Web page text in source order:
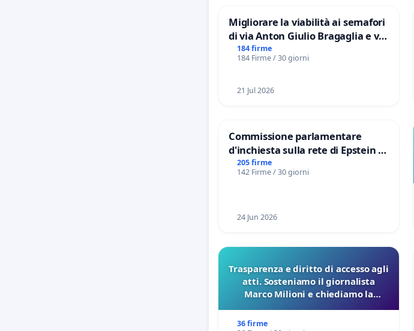
Migliorare la viabilità ai semafori
di via Anton Giulio Bragaglia e via
Tieri XV MUNICIPIO DI ROMA
184 firme
184 Firme / 30 giorni
21 Jul 2026
Commissione parlamentare
d'inchiesta sulla rete di Epstein e
del Mossad: verità sugli Epstein
Files
205 firme
142 Firme / 30 giorni
24 Jun 2026
Trasparenza e diritto di accesso agli
atti. Sosteniamo il giornalista
Marco Milioni e chiediamo la
sulla Pedemontana Veneta
36 firme